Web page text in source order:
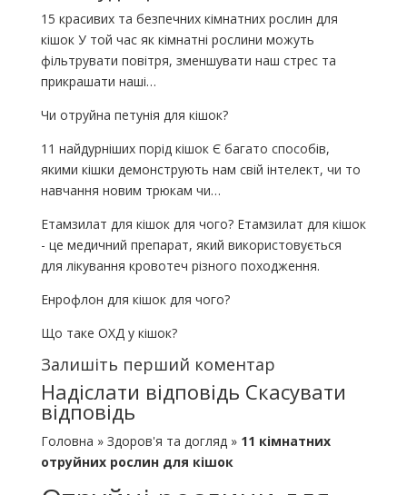
15 красивих та безпечних кімнатних рослин для
кішок У той час як кімнатні рослини можуть
фільтрувати повітря, зменшувати наш стрес та
прикрашати наші…
Чи отруйна петунія для кішок?
11 найдурніших порід кішок Є багато способів,
якими кішки демонструють нам свій інтелект, чи то
навчання новим трюкам чи…
Етамзилат для кішок для чого? Етамзилат для кішок
- це медичний препарат, який використовується
для лікування кровотеч різного походження.
Енрофлон для кішок для чого?
Що таке ОХД у кішок?
Залишіть перший коментар
Надіслати відповідь Скасувати
відповідь
Головна » Здоров'я та догляд » 11 кімнатних
отруйних рослин для кішок